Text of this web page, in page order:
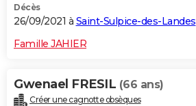
Décès
26/09/2021 à Saint-Sulpice-des-Landes
Famille JAHIER
Gwenael FRESIL (66 ans)
Créer une cagnotte obsèques